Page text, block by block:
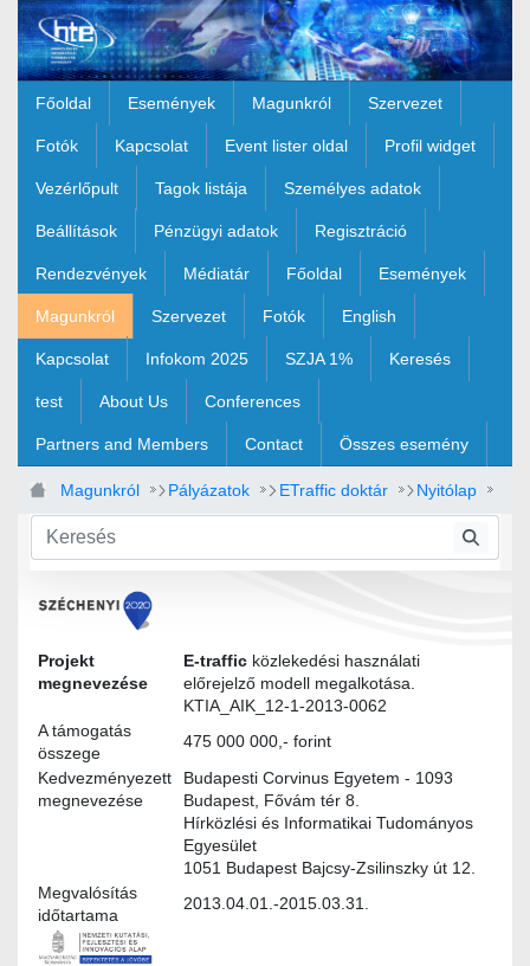
Ugrás a fő tartalomhoz
Főoldal Események Magunkról Szervezet
Fotók Kapcsolat Event lister oldal Profil widget
Vezérlőpult Tagok listája Személyes adatok
Beállítások Pénzügyi adatok Regisztráció
Rendezvények Médiatár Főoldal Események
Magunkról Szervezet Fotók English
Kapcsolat Infokom 2025 SZJA 1% Keresés
test About Us Conferences
Partners and Members Contact Összes esemény
Magunkról Pályázatok ETraffic doktár Nyitólap
Modultervek
Projekt
megnevezése
E-traffic közlekedési használati
előrejelző modell megalkotása.
KTIA_AIK_12-1-2013-0062
A támogatás
összege
475 000 000,- forint
Kedvezményezett
megnevezése
Budapesti Corvinus Egyetem - 1093
Budapest, Fővám tér 8.
Hírközlési és Informatikai Tudományos
Egyesület
1051 Budapest Bajcsy-Zsilinszky út 12.
Megvalósítás
időtartama
2013.04.01.-2015.03.31.